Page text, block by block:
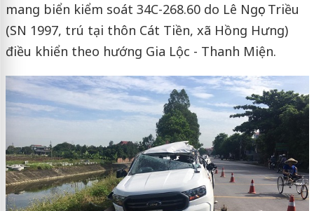
mang biển kiểm soát 34C-268.60 do Lê Ngọc Triều
(SN 1997, trú tại thôn Cát Tiền, xã Hồng Hưng)
điều khiển theo hướng Gia Lộc - Thanh Miện.